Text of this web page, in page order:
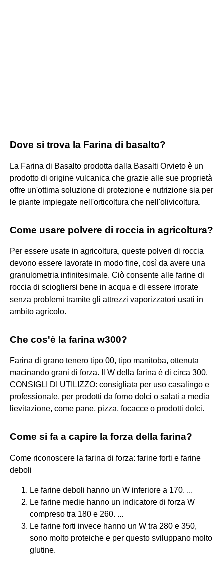
Dove si trova la Farina di basalto?
La Farina di Basalto prodotta dalla Basalti Orvieto è un
prodotto di origine vulcanica che grazie alle sue proprietà
offre un'ottima soluzione di protezione e nutrizione sia per
le piante impiegate nell'orticoltura che nell'olivicoltura.
Come usare polvere di roccia in agricoltura?
Per essere usate in agricoltura, queste polveri di roccia
devono essere lavorate in modo fine, così da avere una
granulometria infinitesimale. Ciò consente alle farine di
roccia di sciogliersi bene in acqua e di essere irrorate
senza problemi tramite gli attrezzi vaporizzatori usati in
ambito agricolo.
Che cos'è la farina w300?
Farina di grano tenero tipo 00, tipo manitoba, ottenuta
macinando grani di forza. Il W della farina è di circa 300.
CONSIGLI DI UTILIZZO: consigliata per uso casalingo e
professionale, per prodotti da forno dolci o salati a media
lievitazione, come pane, pizza, focacce o prodotti dolci.
Come si fa a capire la forza della farina?
Come riconoscere la farina di forza: farine forti e farine
deboli
Le farine deboli hanno un W inferiore a 170. ...
Le farine medie hanno un indicatore di forza W
compreso tra 180 e 260. ...
Le farine forti invece hanno un W tra 280 e 350,
sono molto proteiche e per questo sviluppano molto
glutine.